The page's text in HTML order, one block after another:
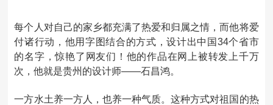
每个人对自己的家乡都充满了热爱和归属之情，而他将爱
付诸行动，他用字图结合的方式，设计出中国34个省市
的名字，惊艳了网友们！他的作品在网上被转发上千万
次，他就是贵州的设计师——石昌鸿。
一方水土养一方人，也养一种气质。这种方式对祖国的热